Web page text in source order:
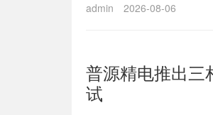
admin 2026-08-06
普源精电推出三
试